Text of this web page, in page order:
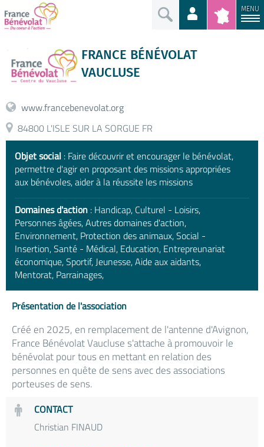
MENU
FRANCE BÉNÉVOLAT
VAUCLUSE
www.francebenevolat.org
84800 L'ISLE SUR LA SORGUE FR
Objet social : Faire découvrir et encourager le bénévolat,
permettre d'agir en proposant des missions appropriées
aux bénévoles, aider à la réussite les missions
Domaines d'action : Handicap, Culturel - Loisirs,
Personnes âgées, Autres domaines d'action,
Environnement, Protection des animaux, Social -
Insertion, Santé - Médical, Education, Entrepreunariat
économique, Sportif, Jeunesse, Aide aux aidants,
Mentorat, Parrainages,
Présentation de l'association
Créé en 2025, en remplacement de l'antenne d'Avignon,
France Bénévolat Vaucluse s'attache à promouvoir le
bénévolat pour tous en mettant en relation des
personnes en quête de sens avec des associations
porteuses de sens.
CONTACT
Christian FINAUD